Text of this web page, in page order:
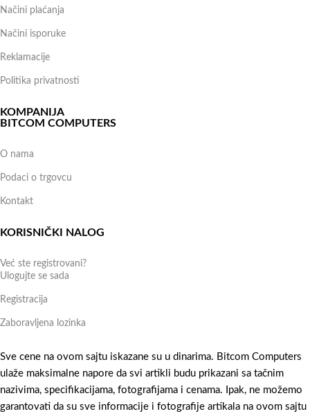
Načini plaćanja
Načini isporuke
Reklamacije
Politika privatnosti
KOMPANIJA
BITCOM COMPUTERS
O nama
Podaci o trgovcu
Kontakt
KORISNIČKI NALOG
Već ste registrovani?
Ulogujte se sada
Registracija
Zaboravljena lozinka
Sve cene na ovom sajtu iskazane su u dinarima. Bitcom Computers
ulaže maksimalne napore da svi artikli budu prikazani sa tačnim
nazivima, specifikacijama, fotografijama i cenama. Ipak, ne možemo
garantovati da su sve informacije i fotografije artikala na ovom sajtu